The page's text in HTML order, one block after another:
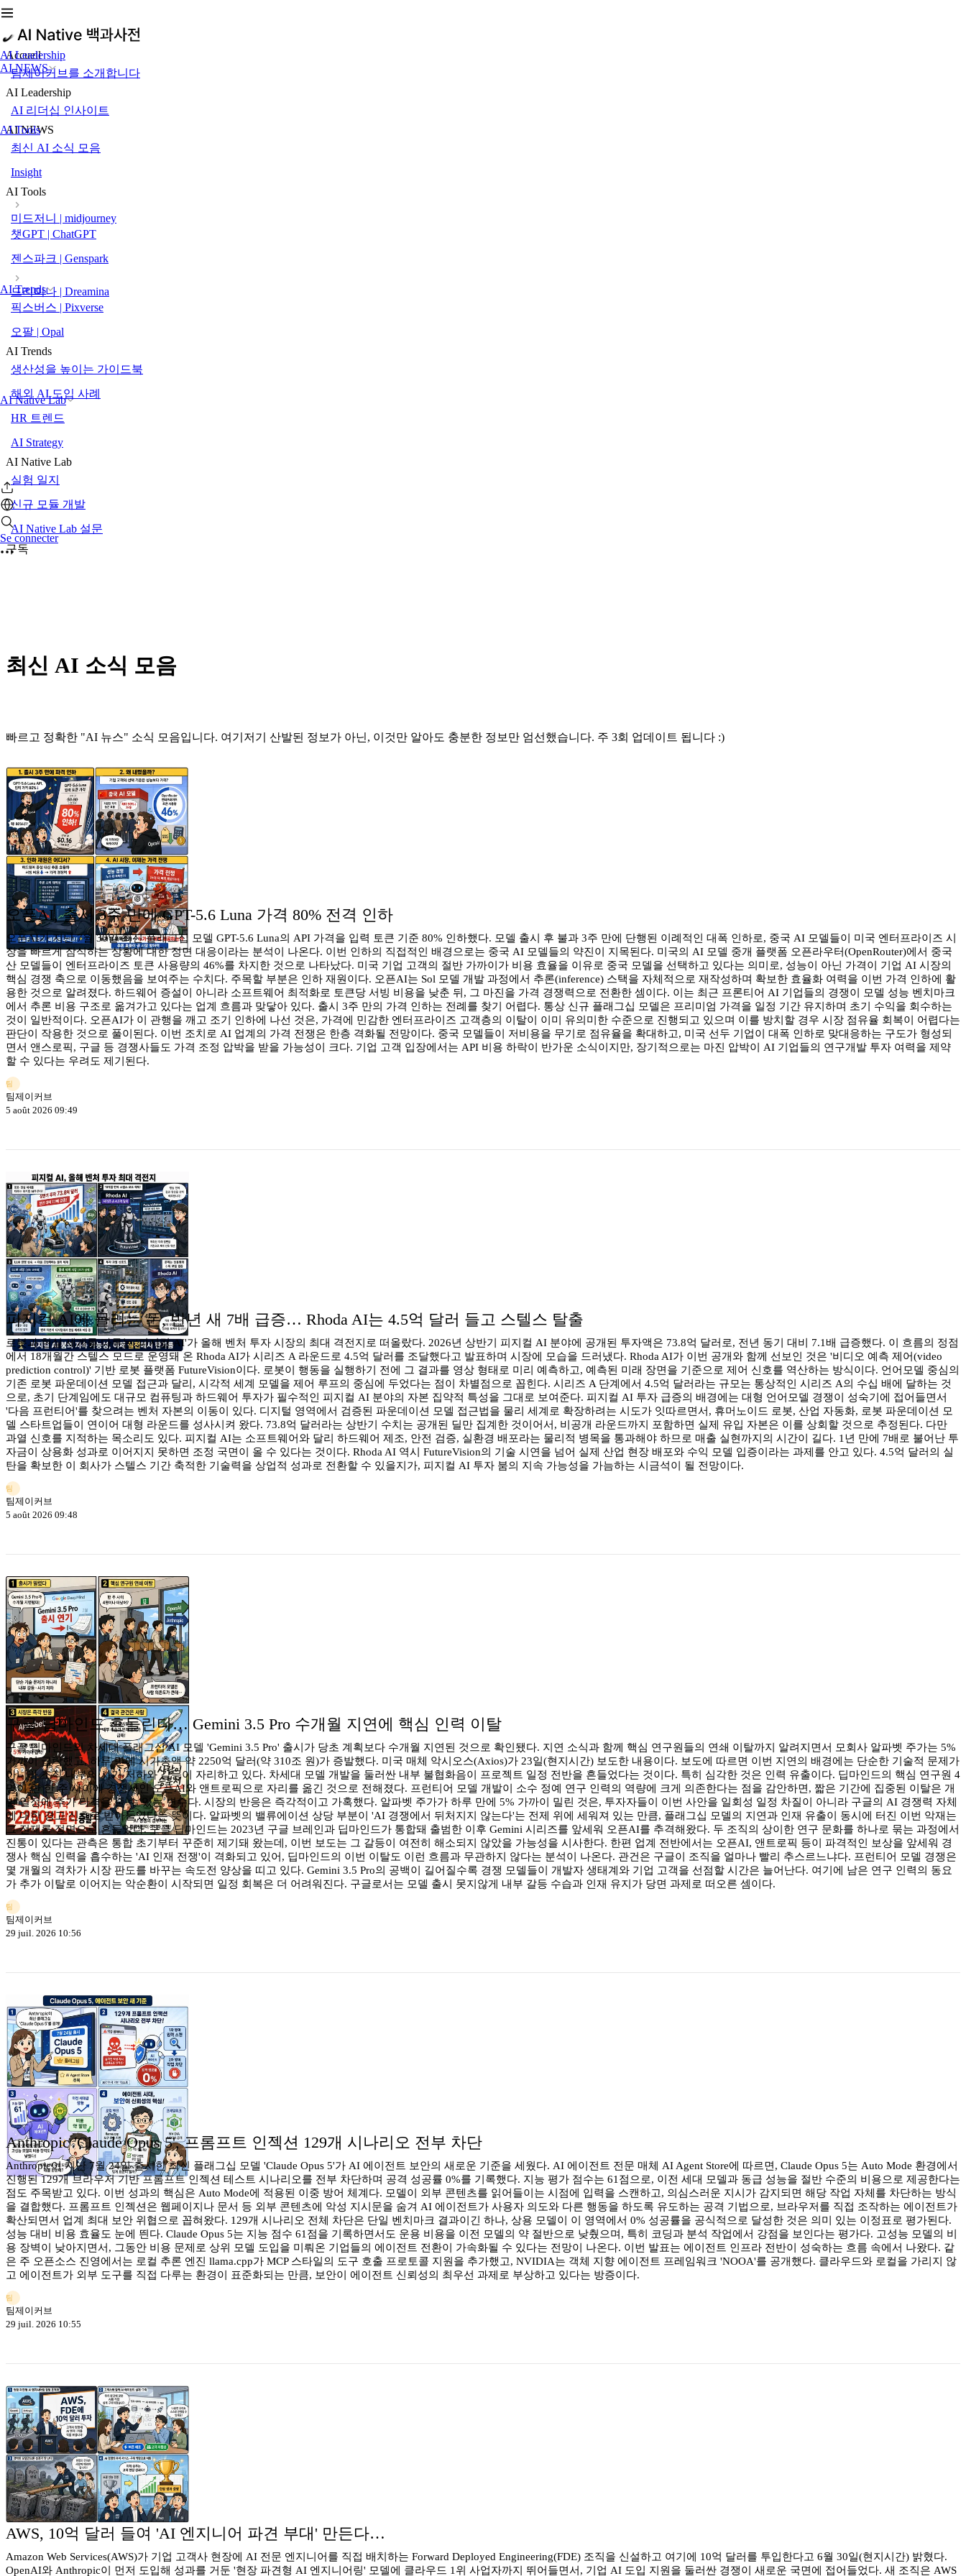
AI Leadership
AI NEWS
AI Tools
AI Trends
AI Native Lab
Se connecter
Accueil
팀제이커브를 소개합니다
AI Leadership
AI 리더십 인사이트
AI NEWS
최신 AI 소식 모음
Insight
AI Tools
미드저니 | midjourney
챗GPT | ChatGPT
젠스파크 | Genspark
드리미나 | Dreamina
픽스버스 | Pixverse
오팔 | Opal
AI Trends
생산성을 높이는 가이드북
해외 AI 도입 사례
HR 트렌드
AI Strategy
AI Native Lab
실험 일지
신규 모듈 개발
AI Native Lab 설문
구독
최신 AI 소식 모음
빠르고 정확한 "AI 뉴스" 소식 모음입니다. 여기저기 산발된 정보가 아닌, 이것만 알아도 충분한 정보만 엄선했습니다. 주 3회 업데이트 됩니다 :)
오픈AI, 출시 3주 만에 GPT-5.6 Luna 가격 80% 전격 인하
오픈AI가 지난 7월 30일 최신 플래그십 모델 GPT-5.6 Luna의 API 가격을 입력 토큰 기준 80% 인하했다. 모델 출시 후 불과 3주 만에 단행된 이례적인 대폭 인하로, 중국 AI 모델들이 미국 엔터프라이즈 시
장을 빠르게 잠식하는 상황에 대한 정면 대응이라는 분석이 나온다. 이번 인하의 직접적인 배경으로는 중국 AI 모델들의 약진이 지목된다. 미국의 AI 모델 중개 플랫폼 오픈라우터(OpenRouter)에서 중국
산 모델들이 엔터프라이즈 토큰 사용량의 46%를 차지한 것으로 나타났다. 미국 기업 고객의 절반 가까이가 비용 효율을 이유로 중국 모델을 선택하고 있다는 의미로, 성능이 아닌 가격이 기업 AI 시장의
핵심 경쟁 축으로 이동했음을 보여주는 수치다. 주목할 부분은 인하 재원이다. 오픈AI는 Sol 모델 개발 과정에서 추론(inference) 스택을 자체적으로 재작성하며 확보한 효율화 여력을 이번 가격 인하에 활
용한 것으로 알려졌다. 하드웨어 증설이 아니라 소프트웨어 최적화로 토큰당 서빙 비용을 낮춘 뒤, 그 마진을 가격 경쟁력으로 전환한 셈이다. 이는 최근 프론티어 AI 기업들의 경쟁이 모델 성능 벤치마크
에서 추론 비용 구조로 옮겨가고 있다는 업계 흐름과 맞닿아 있다. 출시 3주 만의 가격 인하는 전례를 찾기 어렵다. 통상 신규 플래그십 모델은 프리미엄 가격을 일정 기간 유지하며 초기 수익을 회수하는
것이 일반적이다. 오픈AI가 이 관행을 깨고 조기 인하에 나선 것은, 가격에 민감한 엔터프라이즈 고객층의 이탈이 이미 유의미한 수준으로 진행되고 있으며 이를 방치할 경우 시장 점유율 회복이 어렵다는
판단이 작용한 것으로 풀이된다. 이번 조치로 AI 업계의 가격 전쟁은 한층 격화될 전망이다. 중국 모델들이 저비용을 무기로 점유율을 확대하고, 미국 선두 기업이 대폭 인하로 맞대응하는 구도가 형성되
면서 앤스로픽, 구글 등 경쟁사들도 가격 조정 압박을 받을 가능성이 크다. 기업 고객 입장에서는 API 비용 하락이 반가운 소식이지만, 장기적으로는 마진 압박이 AI 기업들의 연구개발 투자 여력을 제약
할 수 있다는 우려도 제기된다.
팀
팀제이커브
5 août 2026 09:49
피지컬 AI에 몰리는 돈, 반년 새 7배 급증… Rhoda AI는 4.5억 달러 들고 스텔스 탈출
로봇과 현실 세계를 다루는 '피지컬 AI'가 올해 벤처 투자 시장의 최대 격전지로 떠올랐다. 2026년 상반기 피지컬 AI 분야에 공개된 투자액은 73.8억 달러로, 전년 동기 대비 7.1배 급증했다. 이 흐름의 정점
에서 18개월간 스텔스 모드로 운영돼 온 Rhoda AI가 시리즈 A 라운드로 4.5억 달러를 조달했다고 발표하며 시장에 모습을 드러냈다. Rhoda AI가 이번 공개와 함께 선보인 것은 '비디오 예측 제어(video
prediction control)' 기반 로봇 플랫폼 FutureVision이다. 로봇이 행동을 실행하기 전에 그 결과를 영상 형태로 미리 예측하고, 예측된 미래 장면을 기준으로 제어 신호를 역산하는 방식이다. 언어모델 중심의
기존 로봇 파운데이션 모델 접근과 달리, 시각적 세계 모델을 제어 루프의 중심에 두었다는 점이 차별점으로 꼽힌다. 시리즈 A 단계에서 4.5억 달러라는 규모는 통상적인 시리즈 A의 수십 배에 달하는 것
으로, 초기 단계임에도 대규모 컴퓨팅과 하드웨어 투자가 필수적인 피지컬 AI 분야의 자본 집약적 특성을 그대로 보여준다. 피지컬 AI 투자 급증의 배경에는 대형 언어모델 경쟁이 성숙기에 접어들면서
'다음 프런티어'를 찾으려는 벤처 자본의 이동이 있다. 디지털 영역에서 검증된 파운데이션 모델 접근법을 물리 세계로 확장하려는 시도가 잇따르면서, 휴머노이드 로봇, 산업 자동화, 로봇 파운데이션 모
델 스타트업들이 연이어 대형 라운드를 성사시켜 왔다. 73.8억 달러라는 상반기 수치는 공개된 딜만 집계한 것이어서, 비공개 라운드까지 포함하면 실제 유입 자본은 이를 상회할 것으로 추정된다. 다만
과열 신호를 지적하는 목소리도 있다. 피지컬 AI는 소프트웨어와 달리 하드웨어 제조, 안전 검증, 실환경 배포라는 물리적 병목을 통과해야 하므로 매출 실현까지의 시간이 길다. 1년 만에 7배로 불어난 투
자금이 상용화 성과로 이어지지 못하면 조정 국면이 올 수 있다는 것이다. Rhoda AI 역시 FutureVision의 기술 시연을 넘어 실제 산업 현장 배포와 수익 모델 입증이라는 과제를 안고 있다. 4.5억 달러의 실
탄을 확보한 이 회사가 스텔스 기간 축적한 기술력을 상업적 성과로 전환할 수 있을지가, 피지컬 AI 투자 붐의 지속 가능성을 가늠하는 시금석이 될 전망이다.
팀
팀제이커브
5 août 2026 09:48
구글 딥마인드 흔들린다… Gemini 3.5 Pro 수개월 지연에 핵심 인력 이탈
구글 딥마인드의 차세대 플래그십 AI 모델 'Gemini 3.5 Pro' 출시가 당초 계획보다 수개월 지연된 것으로 확인됐다. 지연 소식과 함께 핵심 연구원들의 연쇄 이탈까지 알려지면서 모회사 알파벳 주가는 5%
가까이 급락했고, 하루 만에 시가총액 약 2250억 달러(약 310조 원)가 증발했다. 미국 매체 악시오스(Axios)가 23일(현지시간) 보도한 내용이다. 보도에 따르면 이번 지연의 배경에는 단순한 기술적 문제가
아니라 조직 내부의 사기 저하와 갈등이 자리하고 있다. 차세대 모델 개발을 둘러싼 내부 불협화음이 프로젝트 일정 전반을 흔들었다는 것이다. 특히 심각한 것은 인력 유출이다. 딥마인드의 핵심 연구원 4
명이 단 한 주 사이에 경쟁사인 오픈AI와 앤트로픽으로 자리를 옮긴 것으로 전해졌다. 프런티어 모델 개발이 소수 정예 연구 인력의 역량에 크게 의존한다는 점을 감안하면, 짧은 기간에 집중된 이탈은 개
발 일정에 추가 타격을 줄 수 있는 변수다. 시장의 반응은 즉각적이고 가혹했다. 알파벳 주가가 하루 만에 5% 가까이 밀린 것은, 투자자들이 이번 사안을 일회성 일정 차질이 아니라 구글의 AI 경쟁력 자체
에 대한 경고 신호로 받아들였다는 뜻이다. 알파벳의 밸류에이션 상당 부분이 'AI 경쟁에서 뒤처지지 않는다'는 전제 위에 세워져 있는 만큼, 플래그십 모델의 지연과 인재 유출이 동시에 터진 이번 악재는
그 전제를 정면으로 흔들었다. 구글 딥마인드는 2023년 구글 브레인과 딥마인드가 통합돼 출범한 이후 Gemini 시리즈를 앞세워 오픈AI를 추격해왔다. 두 조직의 상이한 연구 문화를 하나로 묶는 과정에서
진통이 있다는 관측은 통합 초기부터 꾸준히 제기돼 왔는데, 이번 보도는 그 갈등이 여전히 해소되지 않았을 가능성을 시사한다. 한편 업계 전반에서는 오픈AI, 앤트로픽 등이 파격적인 보상을 앞세워 경
쟁사 핵심 인력을 흡수하는 'AI 인재 전쟁'이 격화되고 있어, 딥마인드의 이번 이탈도 이런 흐름과 무관하지 않다는 분석이 나온다. 관건은 구글이 조직을 얼마나 빨리 추스르느냐다. 프런티어 모델 경쟁은
몇 개월의 격차가 시장 판도를 바꾸는 속도전 양상을 띠고 있다. Gemini 3.5 Pro의 공백이 길어질수록 경쟁 모델들이 개발자 생태계와 기업 고객을 선점할 시간은 늘어난다. 여기에 남은 연구 인력의 동요
가 추가 이탈로 이어지는 악순환이 시작되면 일정 회복은 더 어려워진다. 구글로서는 모델 출시 못지않게 내부 갈등 수습과 인재 유지가 당면 과제로 떠오른 셈이다.
팀
팀제이커브
29 juil. 2026 10:56
Anthropic 'Claude Opus 5', 프롬프트 인젝션 129개 시나리오 전부 차단
Anthropic이 지난 7월 24일 출시한 최신 플래그십 모델 'Claude Opus 5'가 AI 에이전트 보안의 새로운 기준을 세웠다. AI 에이전트 전문 매체 AI Agent Store에 따르면, Claude Opus 5는 Auto Mode 환경에서
진행된 129개 브라우저 기반 프롬프트 인젝션 테스트 시나리오를 전부 차단하며 공격 성공률 0%를 기록했다. 지능 평가 점수는 61점으로, 이전 세대 모델과 동급 성능을 절반 수준의 비용으로 제공한다는
점도 주목받고 있다. 이번 성과의 핵심은 Auto Mode에 적용된 이중 방어 체계다. 모델이 외부 콘텐츠를 읽어들이는 시점에 입력을 스캔하고, 의심스러운 지시가 감지되면 해당 작업 자체를 차단하는 방식
을 결합했다. 프롬프트 인젝션은 웹페이지나 문서 등 외부 콘텐츠에 악성 지시문을 숨겨 AI 에이전트가 사용자 의도와 다른 행동을 하도록 유도하는 공격 기법으로, 브라우저를 직접 조작하는 에이전트가
확산되면서 업계 최대 보안 위협으로 꼽혀왔다. 129개 시나리오 전체 차단은 단일 벤치마크 결과이긴 하나, 상용 모델이 이 영역에서 0% 성공률을 공식적으로 달성한 것은 의미 있는 이정표로 평가된다.
성능 대비 비용 효율도 눈에 띈다. Claude Opus 5는 지능 점수 61점을 기록하면서도 운용 비용을 이전 모델의 약 절반으로 낮췄으며, 특히 코딩과 분석 작업에서 강점을 보인다는 평가다. 고성능 모델의 비
용 장벽이 낮아지면서, 그동안 비용 문제로 상위 모델 도입을 미뤄온 기업들의 에이전트 전환이 가속화될 수 있다는 전망이 나온다. 이번 발표는 에이전트 인프라 전반이 성숙하는 흐름 속에서 나왔다. 같
은 주 오픈소스 진영에서는 로컬 추론 엔진 llama.cpp가 MCP 스타일의 도구 호출 프로토콜 지원을 추가했고, NVIDIA는 객체 지향 에이전트 프레임워크 'NOOA'를 공개했다. 클라우드와 로컬을 가리지 않
고 에이전트가 외부 도구를 직접 다루는 환경이 표준화되는 만큼, 보안이 에이전트 신뢰성의 최우선 과제로 부상하고 있다는 방증이다.
팀
팀제이커브
29 juil. 2026 10:55
AWS, 10억 달러 들여 'AI 엔지니어 파견 부대' 만든다…
Amazon Web Services(AWS)가 기업 고객사 현장에 AI 전문 엔지니어를 직접 배치하는 Forward Deployed Engineering(FDE) 조직을 신설하고 여기에 10억 달러를 투입한다고 6월 30일(현지시간) 밝혔다.
OpenAI와 Anthropic이 먼저 도입해 성과를 거둔 '현장 파견형 AI 엔지니어링' 모델에 클라우드 1위 사업자까지 뛰어들면서, 기업 AI 도입 지원을 둘러싼 경쟁이 새로운 국면에 접어들었다. 새 조직은 AWS